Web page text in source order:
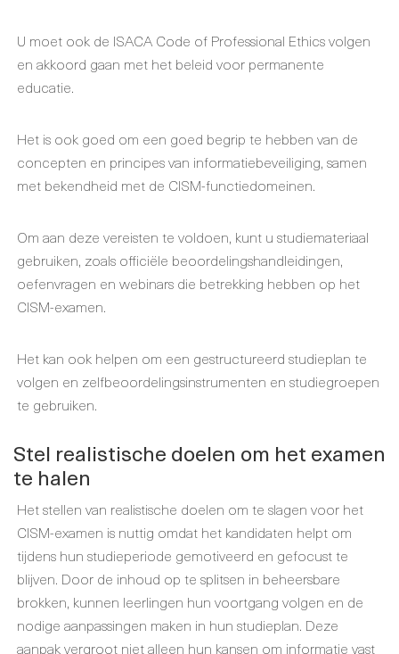
U moet ook de ISACA Code of Professional Ethics volgen
en akkoord gaan met het beleid voor permanente
educatie.
Het is ook goed om een goed begrip te hebben van de
concepten en principes van informatiebeveiliging, samen
met bekendheid met de CISM-functiedomeinen.
Om aan deze vereisten te voldoen, kunt u studiemateriaal
gebruiken, zoals officiële beoordelingshandleidingen,
oefenvragen en webinars die betrekking hebben op het
CISM-examen.
Het kan ook helpen om een gestructureerd studieplan te
volgen en zelfbeoordelingsinstrumenten en studiegroepen
te gebruiken.
Stel realistische doelen om het examen
te halen
Het stellen van realistische doelen om te slagen voor het
CISM-examen is nuttig omdat het kandidaten helpt om
tijdens hun studieperiode gemotiveerd en gefocust te
blijven. Door de inhoud op te splitsen in beheersbare
brokken, kunnen leerlingen hun voortgang volgen en de
nodige aanpassingen maken in hun studieplan. Deze
aanpak vergroot niet alleen hun kansen om informatie vast